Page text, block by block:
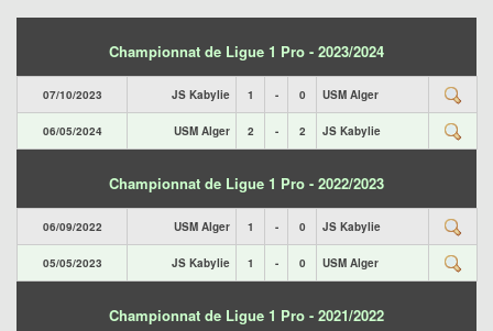
Championnat de Ligue 1 Pro - 2023/2024
07/10/2023 JS Kabylie 1 - 0 USM Alger
06/05/2024 USM Alger 2 - 2 JS Kabylie
Championnat de Ligue 1 Pro - 2022/2023
06/09/2022 USM Alger 1 - 0 JS Kabylie
05/05/2023 JS Kabylie 1 - 0 USM Alger
Championnat de Ligue 1 Pro - 2021/2022